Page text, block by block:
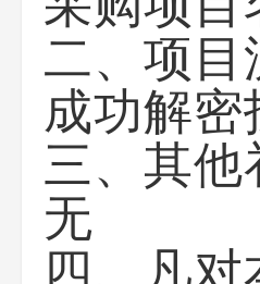
二、项目
成功解
三、其他
无
四、凡